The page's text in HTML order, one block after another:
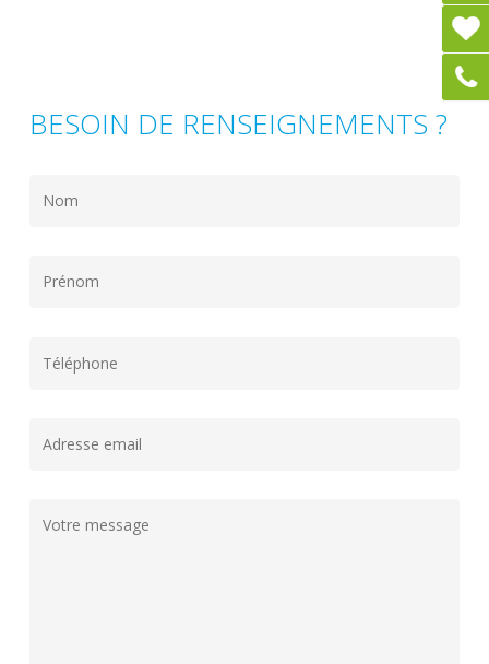
BESOIN DE RENSEIGNEMENTS ?